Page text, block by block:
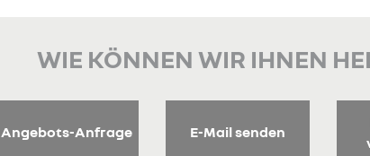
WIE KÖNNEN WIR IHNEN
Angebots-Anfrage E-Mail senden